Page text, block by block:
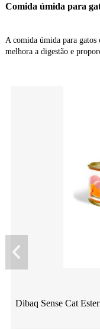
Comida úmida para
A comida úmida para gatos
melhora a digestão e
Dibaq Sense Cat